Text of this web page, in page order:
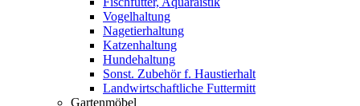
Vogelhaltung
Nagetierhaltung
Katzenhaltung
Hundehaltung
Sonst. Zubehör f. Haustierhalt
Landwirtschaftliche Futtermitt
Gartenmöbel